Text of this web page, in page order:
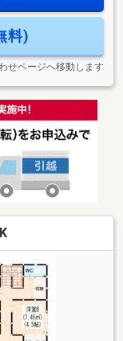
じスタッフが
いただくワン
料)
せページへ移動します